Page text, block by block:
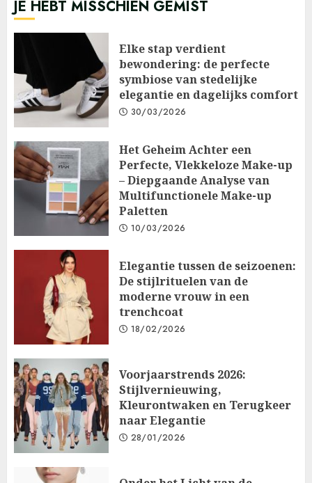
JE HEBT MISSCHIEN GEMIST
Elke stap verdient
bewondering: de perfecte
symbiose van stedelijke
elegantie en dagelijks comfort
30/03/2026
Het Geheim Achter een
Perfecte, Vlekkeloze Make-up
– Diepgaande Analyse van
Multifunctionele Make-up
Paletten
10/03/2026
Elegantie tussen de seizoenen:
De stijlrituelen van de
moderne vrouw in een
trenchcoat
18/02/2026
Voorjaarstrends 2026:
Stijlvernieuwing,
Kleurontwaken en Terugkeer
naar Elegantie
28/01/2026